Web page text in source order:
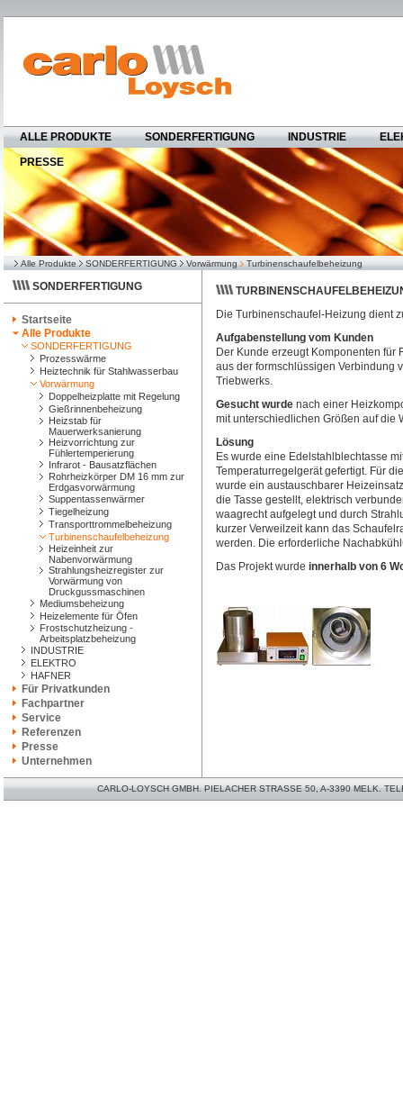
ALLE PRODUKTE SONDERFERTIGUNG INDUSTRIE
PRESSE
Alle Produkte SONDERFERTIGUNG Vorwärmung Turbinenschaufelbeheizung
SONDERFERTIGUNG
Startseite
Alle Produkte
SONDERFERTIGUNG
Prozesswärme
Heiztechnik für Stahlwasserbau
Vorwärmung
Doppelheizplatte mit Regelung
Gießrinnenbeheizung
Heizstab für
Mauerwerksanierung
Heizvorrichtung zur
Fühlertemperierung
Infrarot - Bausatzflächen
Rohrheizkörper DM 16 mm zur
Erdgasvorwärmung
Suppentassenwärmer
Tiegelheizung
Transporttrommelbeheizung
Turbinenschaufelbeheizung
Heizeinheit zur
Nabenvorwärmung
Strahlungsheizregister zur
Vorwärmung von
Druckgussmaschinen
Mediumsbeheizung
Heizelemente für Öfen
Frostschutzheizung -
Arbeitsplatzbeheizung
INDUSTRIE
ELEKTRO
HAFNER
Für Privatkunden
Fachpartner
Service
Referenzen
Presse
Unternehmen
Die Turbinenschaufel-Heizung dient
Aufgabenstellung vom Kunden
Der Kunde erzeugt Komponenten für
aus der formschlüssigen Verbindung
Triebwerks.
Gesucht wurde nach einer
mit unterschiedlichen Größen auf die
Lösung
Es wurde eine Edelstahlblechtasse
Temperaturregelgerät gefertigt. Für
wurde ein austauschbarer
die Tasse gestellt, elektrisch
waagrecht aufgelegt und durch
kurzer Verweilzeit kann das
werden. Die erforderliche
Das Projekt wurde innerhalb von 6
CARLO-LOYSCH GMBH. PIELACHER STRASSE 50, A-3390 MELK.